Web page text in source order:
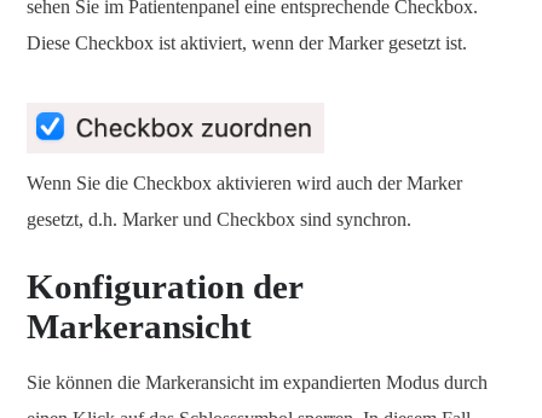
sehen Sie im Patientenpanel eine entsprechende Checkbox.
Diese Checkbox ist aktiviert, wenn der Marker gesetzt ist.
Wenn Sie die Checkbox aktivieren wird auch der Marker
gesetzt, d.h. Marker und Checkbox sind synchron.
Konfiguration der
Markeransicht
Sie können die Markeransicht im expandierten Modus durch